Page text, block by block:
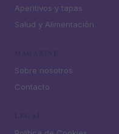
Aperitivos y tapas
Salud y Alimentación
Sobre nosotros
Contacto